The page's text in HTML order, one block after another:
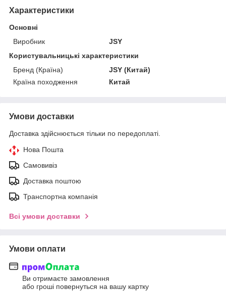
Характеристики
Основні
Виробник
JSY
Користувальницькі характеристики
Бренд (Країна)
JSY (Китай)
Країна походження
Китай
Умови доставки
Доставка здійснюється тільки по передоплаті.
Нова Пошта
Самовивіз
Доставка поштою
Транспортна компанія
Всі умови доставки
Умови оплати
Ви отримаєте замовлення
або гроші повернуться на вашу картку